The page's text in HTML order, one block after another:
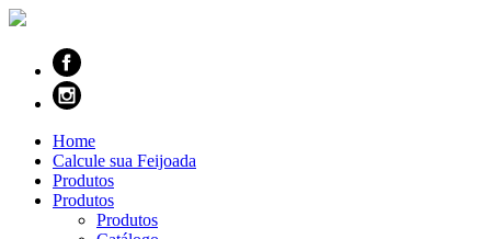
Home
Calcule sua Feijoada
Produtos
Produtos
Produtos